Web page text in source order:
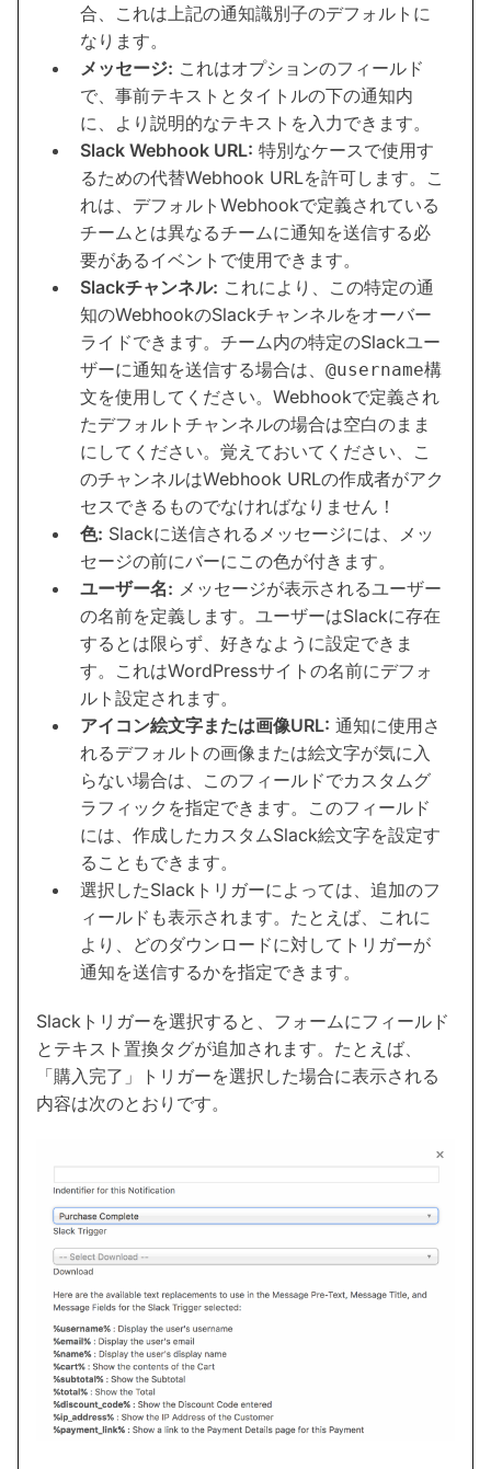
合、これは上記の通知識別子のデフォルトに
なります。
メッセージ: これはオプションのフィールド
で、事前テキストとタイトルの下の通知内
に、より説明的なテキストを入力できます。
Slack Webhook URL: 特別なケースで使用す
るための代替Webhook URLを許可します。こ
れは、デフォルトWebhookで定義されている
チームとは異なるチームに通知を送信する必
要があるイベントで使用できます。
Slackチャンネル: これにより、この特定の通
知のWebhookのSlackチャンネルをオーバー
ライドできます。チーム内の特定のSlackユー
ザーに通知を送信する場合は、 @username構
文を使用してください。Webhookで定義され
たデフォルトチャンネルの場合は空白のまま
にしてください。覚えておいてください、こ
のチャンネルはWebhook URLの作成者がアク
セスできるものでなければなりません！
色: Slackに送信されるメッセージには、メッ
セージの前にバーにこの色が付きます。
ユーザー名: メッセージが表示されるユーザー
の名前を定義します。ユーザーはSlackに存在
するとは限らず、好きなように設定できま
す。これはWordPressサイトの名前にデフォ
ルト設定されます。
アイコン絵文字または画像URL: 通知に使用さ
れるデフォルトの画像または絵文字が気に入
らない場合は、このフィールドでカスタムグ
ラフィックを指定できます。このフィールド
には、作成したカスタムSlack絵文字を設定す
ることもできます。
選択したSlackトリガーによっては、追加のフ
ィールドも表示されます。たとえば、これに
より、どのダウンロードに対してトリガーが
通知を送信するかを指定できます。
Slackトリガーを選択すると、フォームにフィールド
とテキスト置換タグが追加されます。たとえば、
「購入完了」トリガーを選択した場合に表示される
内容は次のとおりです。